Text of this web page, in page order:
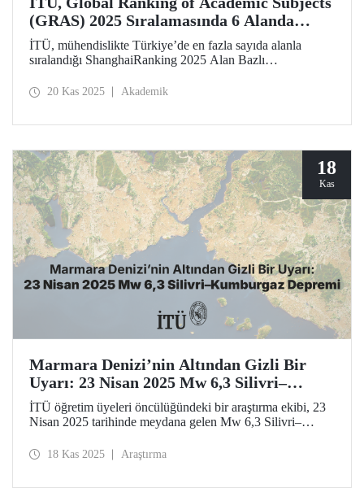
(GRAS) 2025 Sıralamasında 6 Alanda
Türkiye’de Birinci!
İTÜ, mühendislikte Türkiye’de en fazla sayıda alanla
sıralandığı ShanghaiRanking 2025 Alan Bazlı
Türkiye’de lider konumda. Üniversitemiz dünyada
aralığında.
20 Kas 2025 Akademik
18
Kas
Marmara Denizi’nin Altından Gizli Bir
Uyarı: 23 Nisan 2025 Mw 6,3 Silivri–
Kumburgaz Depremi
İTÜ öğretim üyeleri öncülüğündeki bir araştırma ekibi, 23
Nisan 2025 tarihinde meydana gelen Mw 6,3 Silivri–
ayrıntılı bilimsel incelemeyi gerçekleştirdi. Araştırma
18 Kas 2025 Araştırma